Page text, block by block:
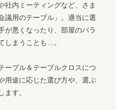
社内ミーティングなど、さま
議用のテーブル」。適当に選
が悪くなったり、部屋のバラ
しまうことも…。
ーブル＆テーブルクロスにつ
用途に応じた選び方や、選ぶ
ます。